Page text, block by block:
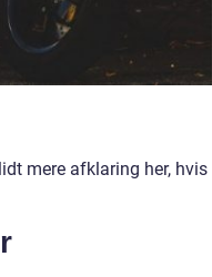
mere afklaring her, hvis